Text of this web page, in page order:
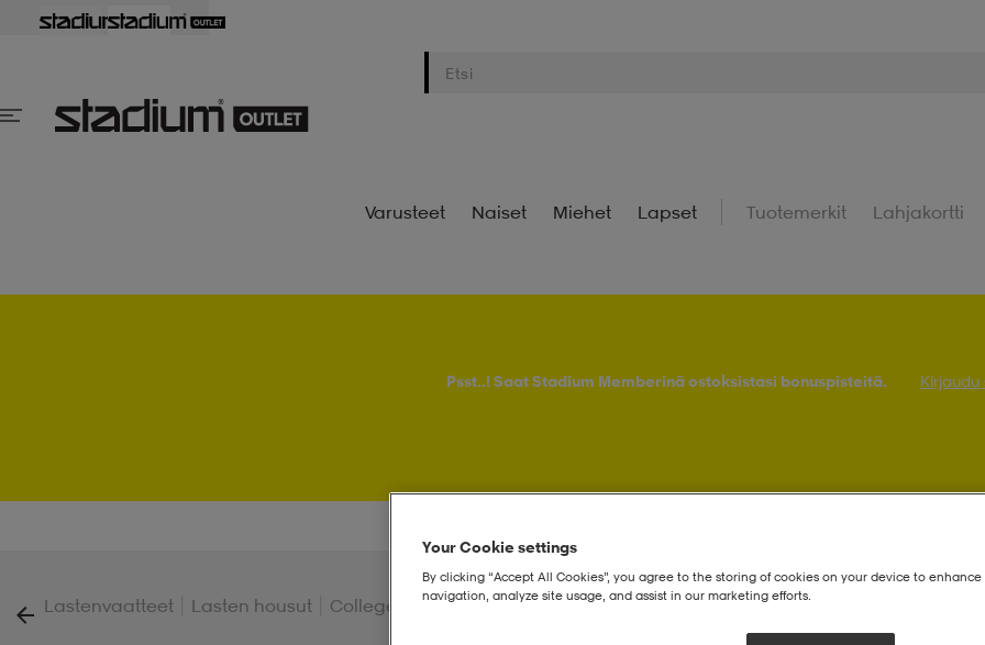
Varusteet Naiset Miehet Lapset Tuotemerkit Lahjakortti
Psst..! Saat Stadium Memberinä ostoksistasi bonuspisteitä. Kirjaudu
Lastenvaatteet Lasten housut Collegehousut | J Animal 3s Pants
Your Cookie settings
By clicking “Accept All Cookies”, you agree to the storing of cookies on your device to enhance
navigation, analyze site usage, and assist in our marketing efforts.